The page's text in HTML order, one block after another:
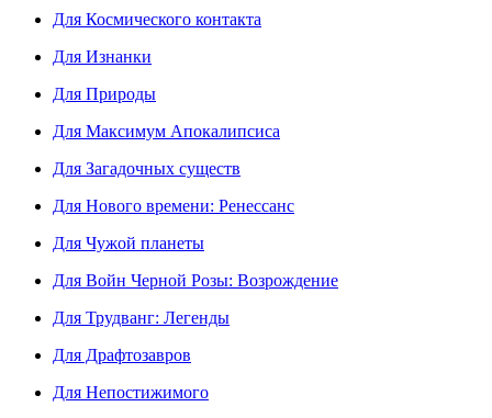
Для Космического контакта
Для Изнанки
Для Природы
Для Максимум Апокалипсиса
Для Загадочных существ
Для Нового времени: Ренессанс
Для Чужой планеты
Для Войн Черной Розы: Возрождение
Для Трудванг: Легенды
Для Драфтозавров
Для Непостижимого